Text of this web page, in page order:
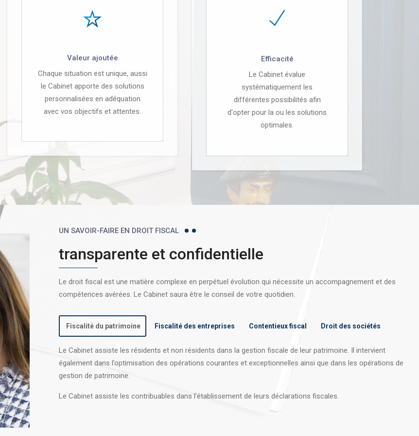
Valeur ajoutée
Chaque situation est unique, aussi
le Cabinet apporte des solutions
personnalisées en adéquation
avec vos objectifs et attentes.
Efficacité
Le Cabinet évalue
systématiquement les
différentes possibilités afin
d'opter pour la ou les solutions
optimales.
UN SAVOIR-FAIRE EN DROIT FISCAL
transparente et confidentielle
Le droit fiscal est une matière complexe en perpétuel évolution qui nécessite un accompagnement et des
compétences avérées. Le Cabinet saura être le conseil de votre quotidien.
Fiscalité du patrimoine Fiscalité des entreprises Contentieux fiscal Droit des sociétés
Le Cabinet assiste les résidents et non résidents dans la gestion fiscale de leur patrimoine. Il intervient
également dans l’optimisation des opérations courantes et exceptionnelles ainsi que dans les opérations de
gestion de patrimoine.
Le Cabinet assiste les contribuables dans l’établissement de leurs déclarations fiscales.